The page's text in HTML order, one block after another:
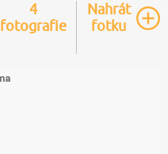
4
fotografie
Nahrát
fotku